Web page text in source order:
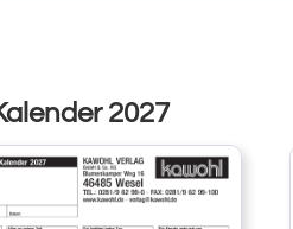
2027